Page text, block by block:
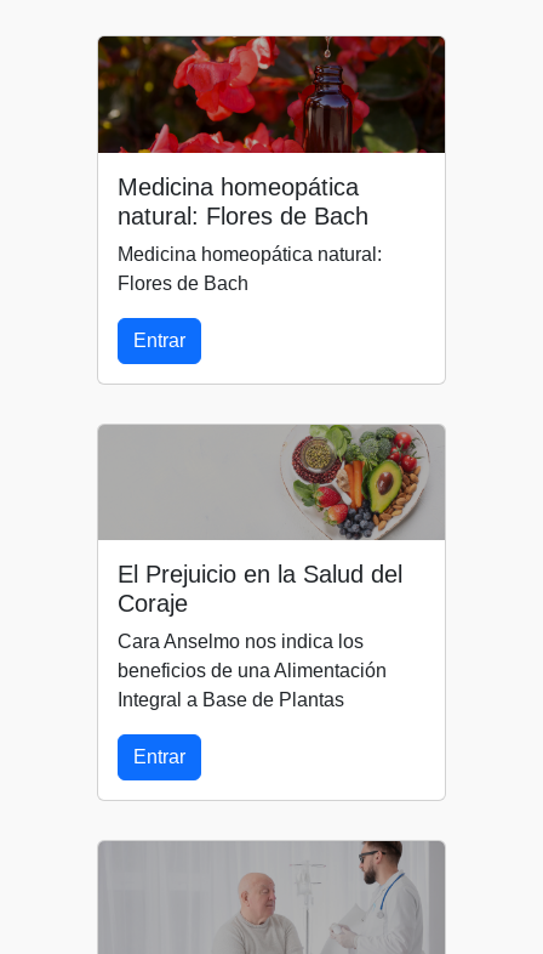
Medicina homeopática
natural: Flores de Bach
Medicina homeopática natural:
Flores de Bach
Entrar
El Prejuicio en la Salud del
Coraje
Cara Anselmo nos indica los
beneficios de una Alimentación
Integral a Base de Plantas
Entrar